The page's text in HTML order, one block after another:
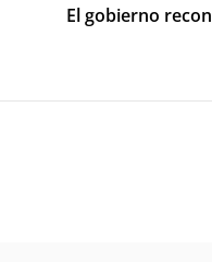
El gobierno